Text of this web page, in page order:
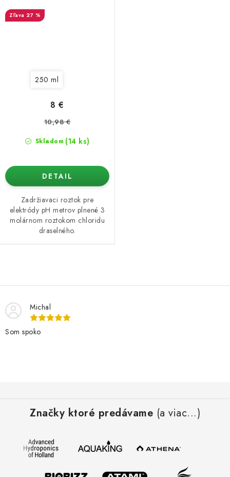
27 %
250 ml
Skladom (14 ks)
8 €
10,98 €
DETAIL
Zadržiavaci roztok pre
elektródy pH metrov plnené 3
molárnom roztokom chloridu
draselného.
v
l
á
d
Michal
Som spoko
Značky ktoré predávame (a viac...)